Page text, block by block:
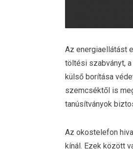
Az energiaellátást
töltési szabványt,
külső borítása
szemcséktől is
tanúsítványok
Az okostelefon
kínál. Ezek között